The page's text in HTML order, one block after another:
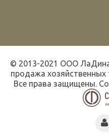
© 2013-2021 ООО
продажа хозяйственных
Все права защищены.